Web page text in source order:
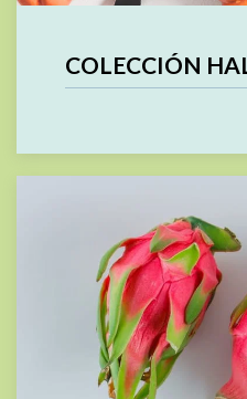
COLECCIÓN